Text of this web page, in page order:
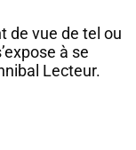
de vue de tel ou
à se
Lecteur.